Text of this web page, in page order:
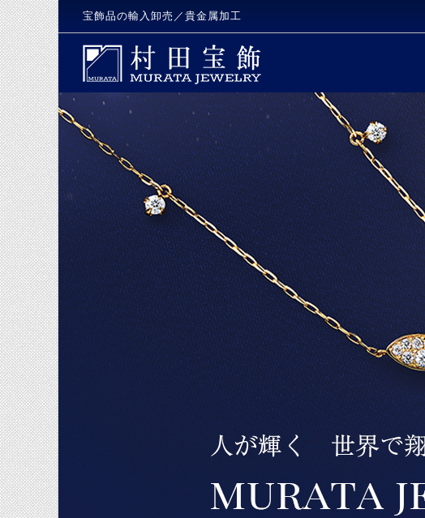
宝飾品の輸入卸売／貴金属加工
自社工房で